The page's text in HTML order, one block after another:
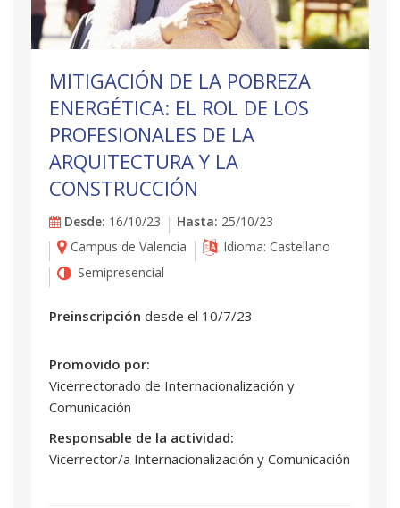
MITIGACIÓN DE LA POBREZA
ENERGÉTICA: EL ROL DE LOS
PROFESIONALES DE LA
ARQUITECTURA Y LA
CONSTRUCCIÓN
Desde: 16/10/23 Hasta: 25/10/23
Campus de Valencia
Idioma: Castellano
Semipresencial
Preinscripción desde el 10/7/23
Promovido por:
Vicerrectorado de Internacionalización y
Comunicación
Responsable de la actividad:
Vicerrector/a Internacionalización y Comunicación